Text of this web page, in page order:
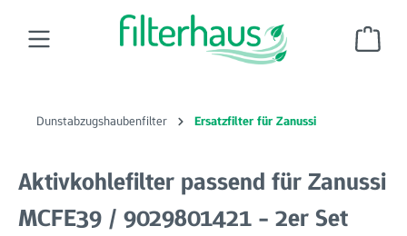
Zum Hauptinhalt springen
Dunstabzugshaubenfilter Ersatzfilter für Zanussi
Aktivkohlefilter passend für Zanussi
MCFE39 / 9029801421 - 2er Set